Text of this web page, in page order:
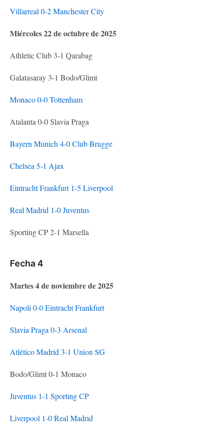
Villarreal 0-2 Manchester City
Miércoles 22 de octubre de 2025
Athletic Club 3-1 Qarabag
Galatasaray 3-1 Bodo/Glimt
Monaco 0-0 Tottenham
Atalanta 0-0 Slavia Praga
Bayern Munich 4-0 Club Brugge
Chelsea 5-1 Ajax
Eintracht Frankfurt 1-5 Liverpool
Real Madrid 1-0 Juventus
Sporting CP 2-1 Marsella
Fecha 4
Martes 4 de noviembre de 2025
Napoli 0-0 Eintracht Frankfurt
Slavia Praga 0-3 Arsenal
Atlético Madrid 3-1 Union SG
Bodo/Glimt 0-1 Monaco
Juventus 1-1 Sporting CP
Liverpool 1-0 Real Madrid